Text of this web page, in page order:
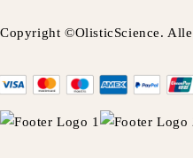
Copyright ©OlisticScience.